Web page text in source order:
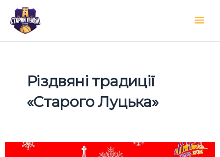
вмісту
Різдвяні традиції
«Старого Луцька»